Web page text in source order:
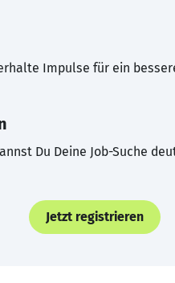
Impulse für ein
Du Deine Job-Suche
Jetzt registrieren